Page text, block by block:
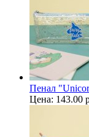
Пенал
Цена: 143.00